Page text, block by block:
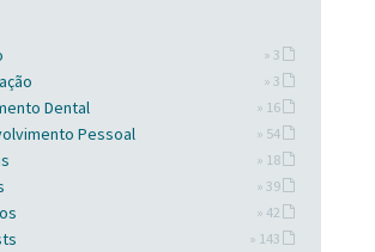
» 3
» 3
Dental » 16
Pessoal » 54
» 18
» 39
» 42
» 143